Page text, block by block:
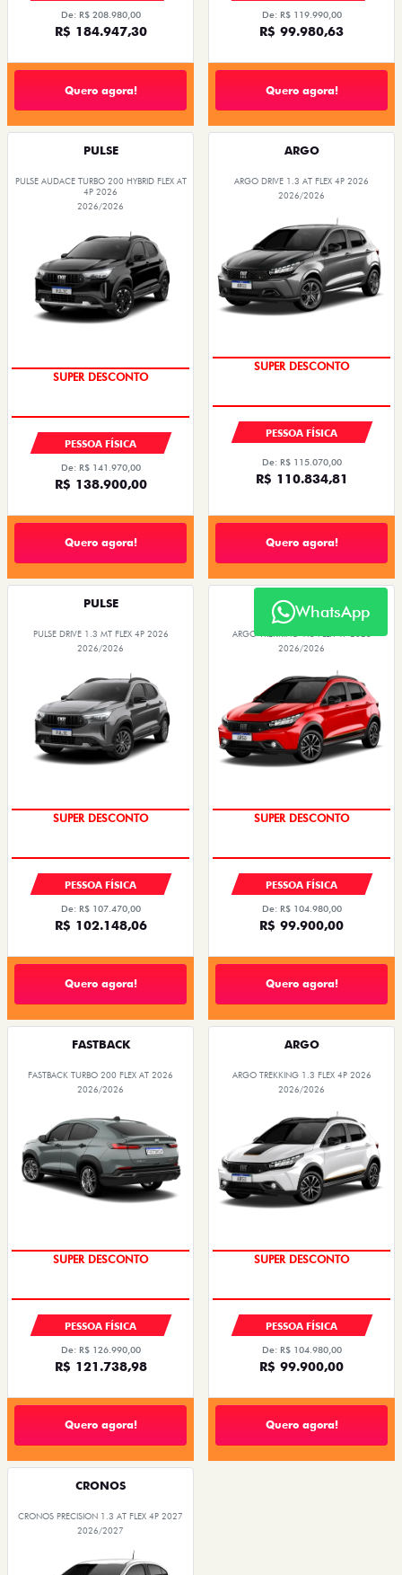
De: R$ 208.980,00
R$ 184.947,30
Quero agora!
De: R$ 119.990,00
R$ 99.980,63
Quero agora!
PULSE
PULSE AUDACE TURBO 200 HYBRID FLEX AT
4P 2026
2026/2026
SUPER DESCONTO
PESSOA FÍSICA
De: R$ 141.970,00
R$ 138.900,00
Quero agora!
ARGO
ARGO DRIVE 1.3 AT FLEX 4P 2026
2026/2026
SUPER DESCONTO
PESSOA FÍSICA
De: R$ 115.070,00
R$ 110.834,81
Quero agora!
PULSE
PULSE DRIVE 1.3 MT FLEX 4P 2026
2026/2026
SUPER DESCONTO
PESSOA FÍSICA
De: R$ 107.470,00
R$ 102.148,06
Quero agora!
ARGO
ARGO TREKKING 1.3 FLEX 4P 2026
2026/2026
SUPER DESCONTO
PESSOA FÍSICA
De: R$ 104.980,00
R$ 99.900,00
Quero agora!
FASTBACK
FASTBACK TURBO 200 FLEX AT 2026
2026/2026
SUPER DESCONTO
PESSOA FÍSICA
De: R$ 126.990,00
R$ 121.738,98
Quero agora!
ARGO
ARGO TREKKING 1.3 FLEX 4P 2026
2026/2026
SUPER DESCONTO
PESSOA FÍSICA
De: R$ 104.980,00
R$ 99.900,00
Quero agora!
CRONOS
CRONOS PRECISION 1.3 AT FLEX 4P 2027
2026/2027
WhatsApp